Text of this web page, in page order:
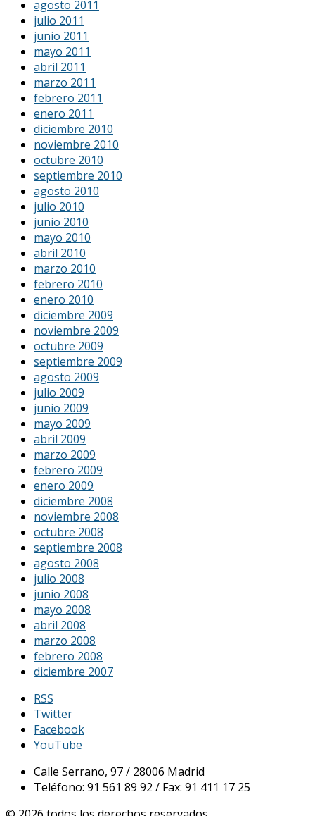
agosto 2011
julio 2011
junio 2011
mayo 2011
abril 2011
marzo 2011
febrero 2011
enero 2011
diciembre 2010
noviembre 2010
octubre 2010
septiembre 2010
agosto 2010
julio 2010
junio 2010
mayo 2010
abril 2010
marzo 2010
febrero 2010
enero 2010
diciembre 2009
noviembre 2009
octubre 2009
septiembre 2009
agosto 2009
julio 2009
junio 2009
mayo 2009
abril 2009
marzo 2009
febrero 2009
enero 2009
diciembre 2008
noviembre 2008
octubre 2008
septiembre 2008
agosto 2008
julio 2008
junio 2008
mayo 2008
abril 2008
marzo 2008
febrero 2008
diciembre 2007
RSS
Twitter
Facebook
YouTube
Calle Serrano, 97 / 28006 Madrid
Teléfono: 91 561 89 92 / Fax: 91 411 17 25